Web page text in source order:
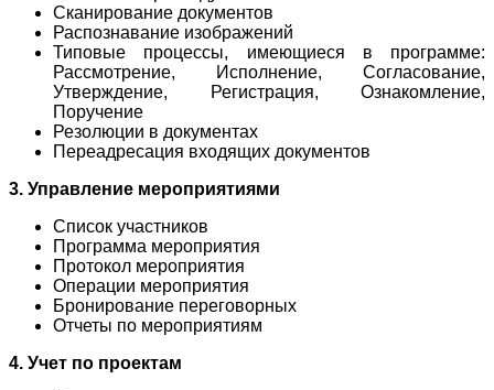
Сканирование документов
Распознавание изображений
Типовые процессы, имеющиеся в программе:
Рассмотрение, Исполнение, Согласование,
Утверждение, Регистрация, Ознакомление,
Поручение
Резолюции в документах
Переадресация входящих документов
3. Управление мероприятиями
Список участников
Программа мероприятия
Протокол мероприятия
Операции мероприятия
Бронирование переговорных
Отчеты по мероприятиям
4. Учет по проектам